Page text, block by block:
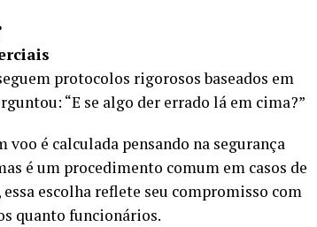
protocolos rigorosos baseados em
“E se algo der errado lá em cima?”
voo é calculada pensando na segurança
é um procedimento comum em casos de
essa escolha reflete seu compromisso com
quanto funcionários.